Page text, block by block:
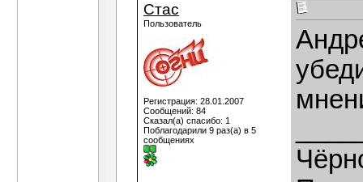
Стас
Пользователь
Регистрация: 28.01.2007
Сообщений: 84
Сказал(а) спасибо: 1
Поблагодарили 9 раз(а) в 5
сообщениях